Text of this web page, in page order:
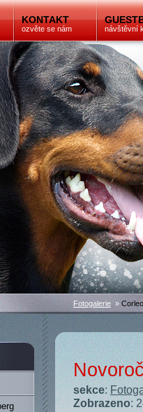
KONTAKT
ozvěte se nám návštěvní
Fotogalerie »
sekce:
Zobrazeno: